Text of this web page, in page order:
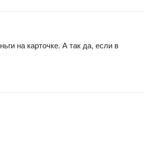
на карточке. А так да, если в